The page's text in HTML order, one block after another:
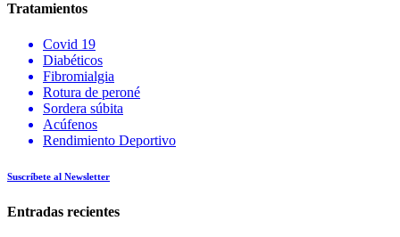
Tratamientos
Covid 19
Diabéticos
Fibromialgia
Rotura de peroné
Sordera súbita
Acúfenos
Rendimiento Deportivo
Suscríbete al Newsletter
Entradas recientes